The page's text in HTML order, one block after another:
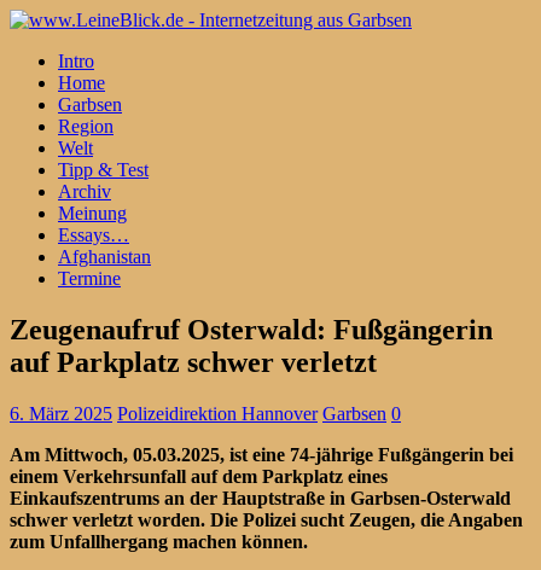
Intro
Home
Garbsen
Region
Welt
Tipp & Test
Archiv
Meinung
Essays…
Afghanistan
Termine
Zeugenaufruf Osterwald: Fußgängerin
auf Parkplatz schwer verletzt
6. März 2025 Polizeidirektion Hannover Garbsen 0
Am Mittwoch, 05.03.2025, ist eine 74-jährige Fußgängerin bei
einem Verkehrsunfall auf dem Parkplatz eines
Einkaufszentrums an der Hauptstraße in Garbsen-Osterwald
schwer verletzt worden. Die Polizei sucht Zeugen, die Angaben
zum Unfallhergang machen können.